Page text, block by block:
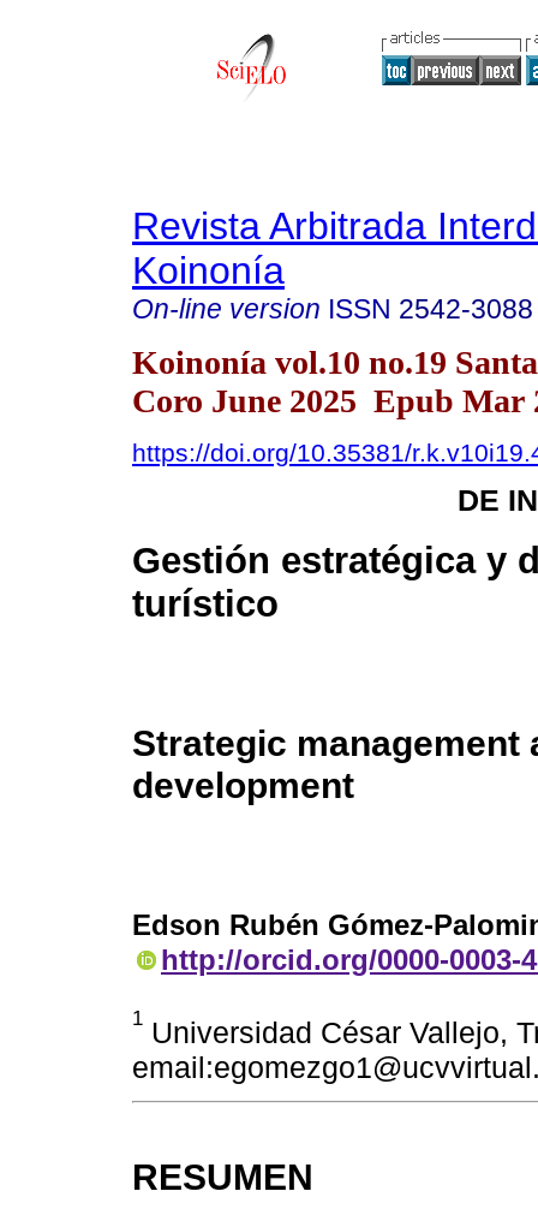
Revista Arbitrada
Koinonía
On-line version ISSN 2542-3088
Koinonía vol.10 no.19
Coro June 2025 Epub Mar
https://doi.org/10.35381/
DE
Gestión estratégica y
turístico
Strategic management
development
Edson Rubén Gómez-
http://orcid.org/0000-0003-
1 Universidad César Vallejo,
RESUMEN